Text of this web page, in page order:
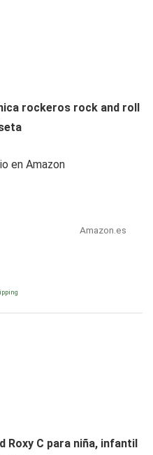
rockeros rock and roll
en Amazon
Amazon.es
Roxy C para niña, infantil